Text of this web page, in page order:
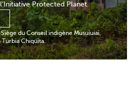
Protected Planet.
Siège du Conseil indigène Musuiuiai,
Turbia Chiquita.